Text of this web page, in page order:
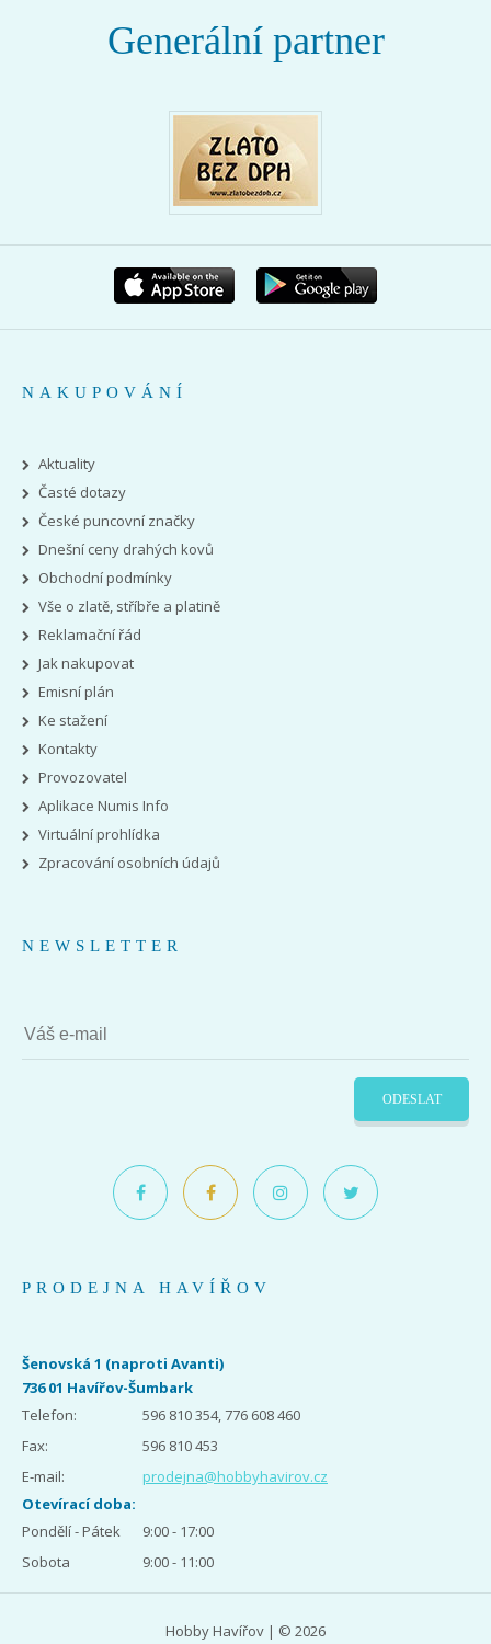
Generální partner
NAKUPOVÁNÍ
Aktuality
Časté dotazy
České puncovní značky
Dnešní ceny drahých kovů
Obchodní podmínky
Vše o zlatě, stříbře a platině
Reklamační řád
Jak nakupovat
Emisní plán
Ke stažení
Kontakty
Provozovatel
Aplikace Numis Info
Virtuální prohlídka
Zpracování osobních údajů
NEWSLETTER
ODESLAT
PRODEJNA HAVÍŘOV
Šenovská 1 (naproti Avanti)
736 01 Havířov-Šumbark
Telefon:
596 810 354, 776 608 460
Fax:
596 810 453
E-mail:
prodejna@hobbyhavirov.cz
Otevírací doba:
Pondělí - Pátek
9:00 - 17:00
Sobota
9:00 - 11:00
Hobby Havířov | © 2026